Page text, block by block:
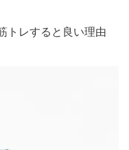
トレすると良い理由